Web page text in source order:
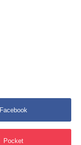
Facebook
Pocket